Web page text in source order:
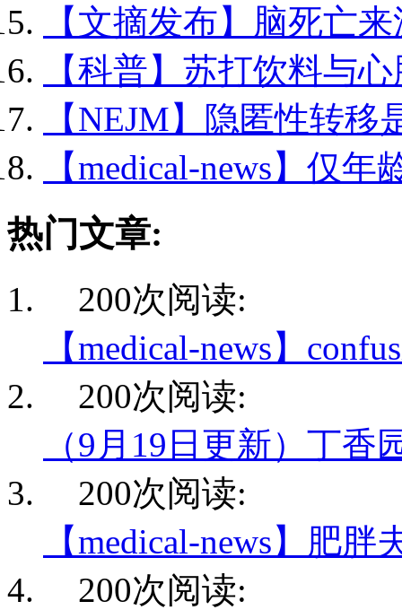
【文摘发布】脑死亡
【科普】苏打饮料与
【NEJM】隐匿性转移
【medical-news】仅年
热门文章:
200次阅读:
【medical-news】
200次阅读:
（9月19日更新）丁香
200次阅读:
【medical-news】肥胖
200次阅读: